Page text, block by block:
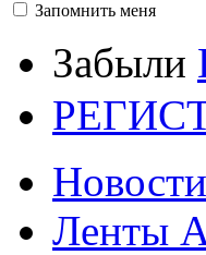
Запомнить меня
Забыли
Новости
Ленты